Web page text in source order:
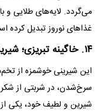
می‌گردد. لایه‌های طلایی و
غذا‌های نوروز تبدیل کرده
۱۴. خاگینه تبریزی؛ شیرینی خوش‌طعم برای شب عید
این شیرینی خوشمزه از
سرخ‌شدن، در شربتی از
شیرین و لطیف خود، یکی